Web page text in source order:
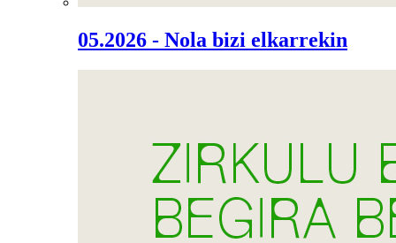
05.2026 - Nola bizi elkarrekin